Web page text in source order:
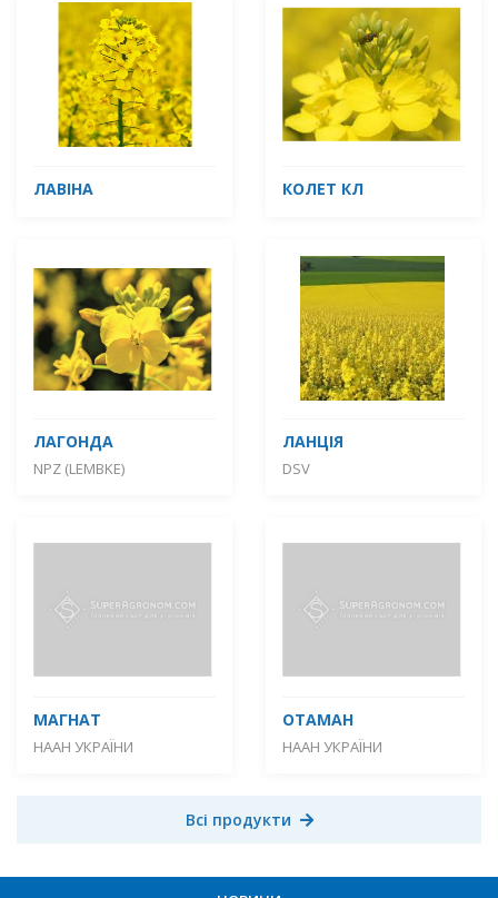
ЛАВІНА КОЛЕТ КЛ
ЛАГОНДА
NPZ (LEMBKE)
ЛАНЦІЯ
DSV
МАГНАТ
НААН УКРАЇНИ
ОТАМАН
НААН УКРАЇНИ
Всі продукти